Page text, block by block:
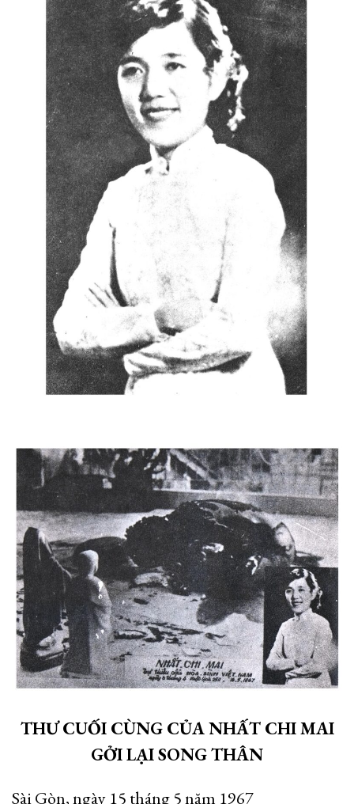
THƯ CUỐI CÙNG CỦA NHẤT CHI MAI
GỞI LẠI SONG THÂN
Sài Gòn, ngày 15 tháng 5 năm 1967